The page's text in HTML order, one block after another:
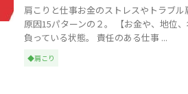
肩こりと仕事お金のストレスやトラブ
原因15パターンの２。 【お金や、地位
負っている状態。 責任のある仕事 ...
◆肩こり